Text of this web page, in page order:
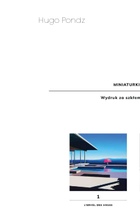
Hugo Pondz